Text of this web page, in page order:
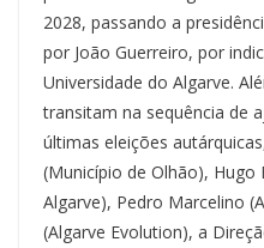
k s
t
n p
2028, passando a
por João Guerreiro, por
Universidade do Algarve.
transitam na sequência de
últimas eleições
(Município de Olhão), Hugo
Algarve), Pedro Marcelino
(Algarve Evolution), a